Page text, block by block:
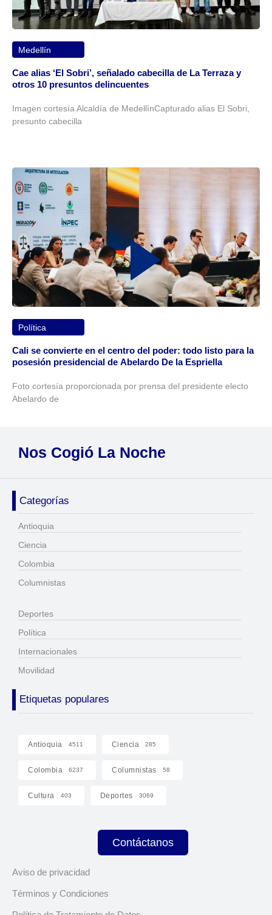
Medellín
Cae alias ‘El Sobri’, señalado cabecilla de La Terraza y
otros 10 presuntos delincuentes
Imagen cortesía Alcaldía de MedellínCapturado alias El Sobri,
presunto cabecilla
Política
Cali se convierte en el centro del poder: todo listo para la
posesión presidencial de Abelardo De la Espriella
Foto cortesía proporcionada por prensa del presidente electo
Abelardo de
Nos Cogió La Noche
Categorías
Antioquia
Ciencia
Colombia
Columnistas
Deportes
Política
Internacionales
Movilidad
Etiquetas populares
Antioquia 4511 Ciencia 285
Colombia 6237 Columnistas 58
Cultura 403 Deportes 3069
Contáctanos
Aviso de privacidad
Términos y Condiciones